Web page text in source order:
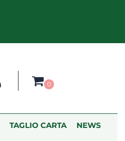
0
TAGLIO CARTA NEWS